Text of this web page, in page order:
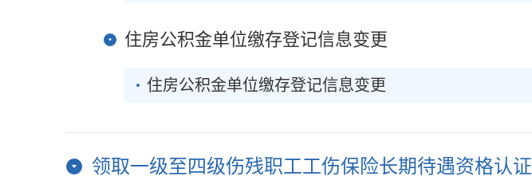
住房公积金单位缴存登记信息变更
住房公积金单位缴存登记信息变更
领取一级至四级伤残职工工伤保险长期待遇资格认证